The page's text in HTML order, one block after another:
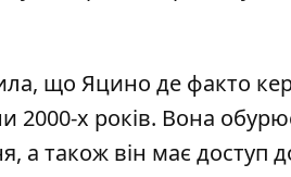
що Яцино де факто
2000-х років. Вона
а також він має доступ